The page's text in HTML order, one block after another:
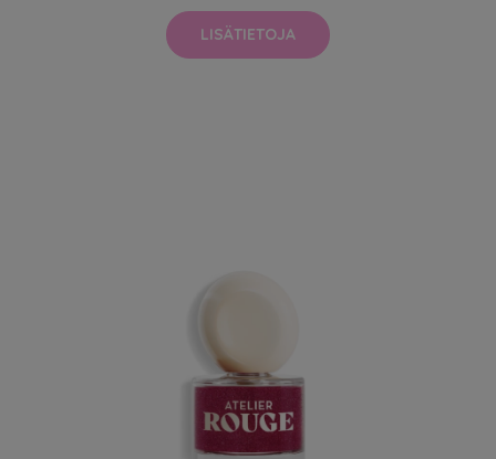
LISÄTIETOJA